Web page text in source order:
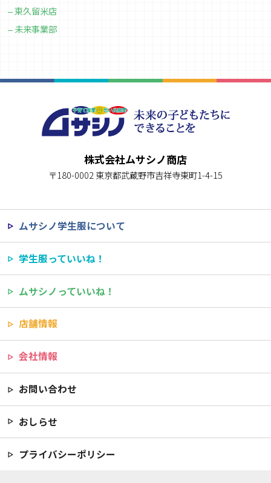
東久留米店
未来事業部
株式会社ムサシノ商店
〒180-0002 東京都武蔵野市吉祥寺東町1-4-15
ムサシノ学生服について
学生服っていいね！
ムサシノっていいね！
店舗情報
会社情報
お問い合わせ
おしらせ
プライバシーポリシー